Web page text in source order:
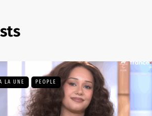
LA UNE PEOPLE